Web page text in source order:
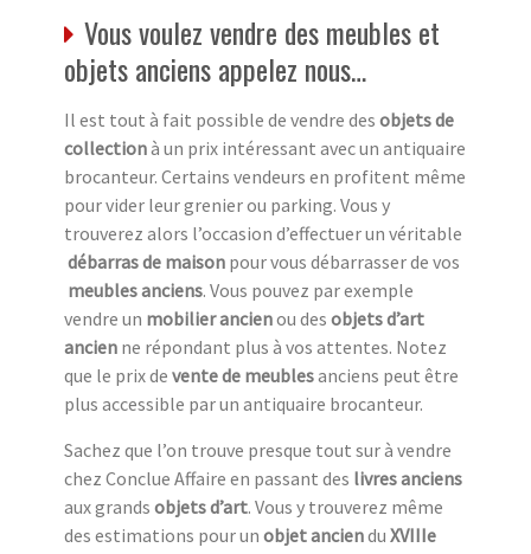
Vous voulez vendre des meubles et
objets anciens appelez nous…
Il est tout à fait possible de vendre des objets de
collectionà un prix intéressant avec un antiquaire
brocanteur. Certains vendeurs en profitent même
pour vider leur grenier ou parking. Vous y
trouverez alors l’occasion d’effectuer un véritable
débarras de maison pour vous débarrasser de vos
meubles anciens. Vous pouvez par exemple
vendre un mobilier ancienou des objets d’art
ancien ne répondant plus à vos attentes. Notez
que le prix de vente de meublesanciens peut être
plus accessible par un antiquaire brocanteur.
Sachez que l’on trouve presque tout sur à vendre
chez Conclue Affaire en passant des livres anciens
aux grands objets d’art. Vous y trouverez même
des estimations pour un objet anciendu XVIIIe